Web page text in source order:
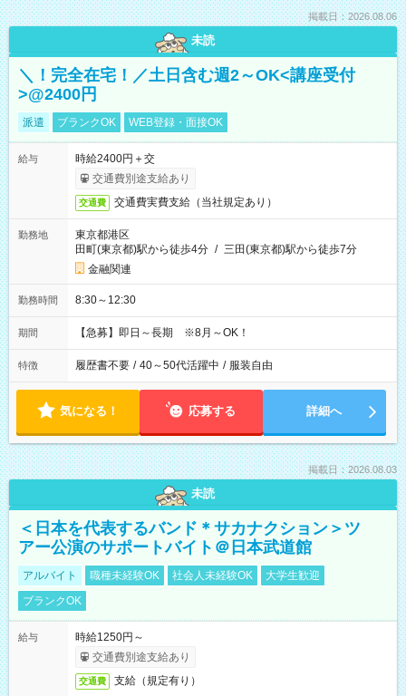
掲載日：2026.08.06
未読
＼！完全在宅！／土日含む週2～OK<講座受付
>@2400円
派遣 ブランクOK WEB登録・面接OK
給与
時給2400円＋交
交通費別途支給あり
交通費 交通費実費支給（当社規定あり）
勤務地
東京都港区
田町(東京都)駅から徒歩4分 / 三田(東京都)駅から徒歩7分
金融関連
勤務時間 8:30～12:30
期間 【急募】即日～長期 ※8月～OK！
特徴 履歴書不要 / 40～50代活躍中 / 服装自由
気になる！ 応募する 詳細へ
掲載日：2026.08.03
未読
＜日本を代表するバンド＊サカナクション＞ツ
アー公演のサポートバイト＠日本武道館
アルバイト 職種未経験OK 社会人未経験OK
大学生歓迎
ブランクOK
給与
時給1250円～
交通費別途支給あり
交通費 支給（規定有り）